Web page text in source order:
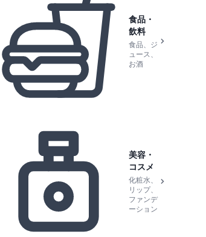
食品・
飲料
食品、ジ
ュース、
お酒
美容・
コスメ
化粧水、
リップ、
ファンデ
ーション